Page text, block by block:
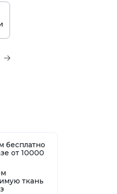
бесплатно
от 10000
ткань